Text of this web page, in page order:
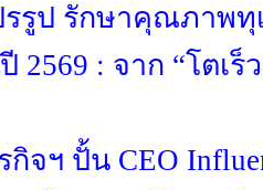
รูป รักษาคุณภาพทุ
2569 : จาก “โตเร็
จฯ ปั้น CEO